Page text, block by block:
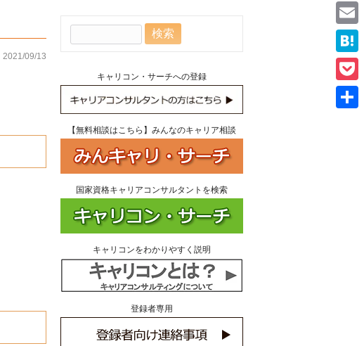
2021/09/13
キャリコン・サーチへの登録
【無料相談はこちら】みんなのキャリア相談
国家資格キャリアコンサルタントを検索
キャリコンをわかりやすく説明
登録者専用
Email